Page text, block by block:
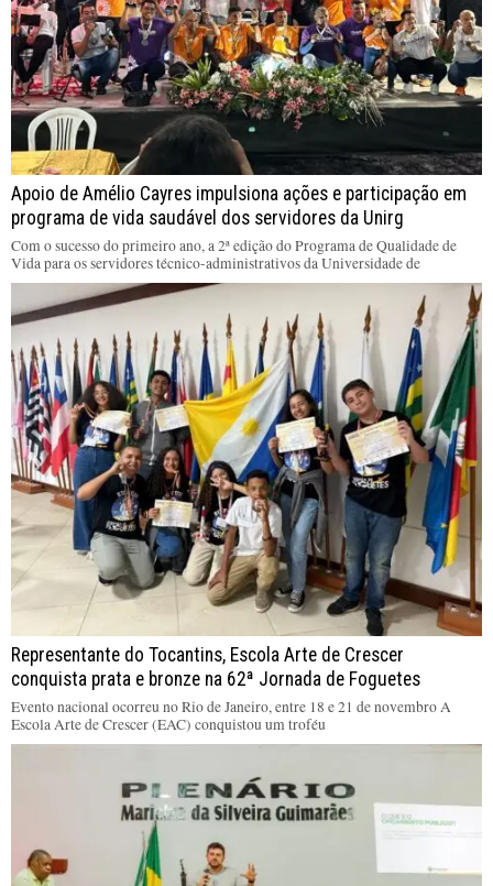
Apoio de Amélio Cayres impulsiona ações e participação em
programa de vida saudável dos servidores da Unirg
Com o sucesso do primeiro ano, a 2ª edição do Programa de Qualidade de
Vida para os servidores técnico-administrativos da Universidade de
Representante do Tocantins, Escola Arte de Crescer
conquista prata e bronze na 62ª Jornada de Foguetes
Evento nacional ocorreu no Rio de Janeiro, entre 18 e 21 de novembro A
Escola Arte de Crescer (EAC) conquistou um troféu